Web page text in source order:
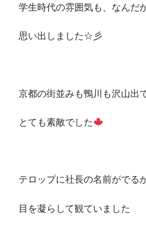
学生時代の雰囲気も、なんだ
思い出しました☆彡
京都の街並みも鴨川も沢山出
とても素敵でした
テロップに社長の名前がでる
目を凝らして観ていました